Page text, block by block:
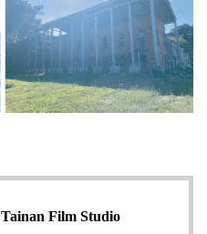
Tainan Film Studio